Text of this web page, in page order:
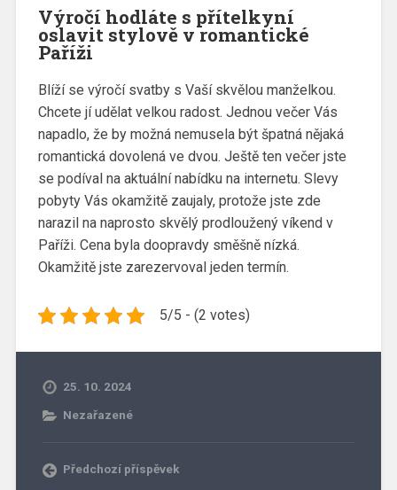
Výročí hodláte s přítelkyní
oslavit stylově v romantické
Paříži
Blíží se výročí svatby s Vaší skvělou manželkou.
Chcete jí udělat velkou radost. Jednou večer Vás
napadlo, že by možná nemusela být špatná nějaká
romantická dovolená ve dvou. Ještě ten večer jste
se podíval na aktuální nabídku na internetu. Slevy
pobyty Vás okamžitě zaujaly, protože jste zde
narazil na naprosto skvělý prodloužený víkend v
Paříži. Cena byla doopravdy směšně nízká.
Okamžitě jste zarezervoval jeden termín.
5/5 - (2 votes)
25. 10. 2024
Nezařazené
Předchozí příspěvek